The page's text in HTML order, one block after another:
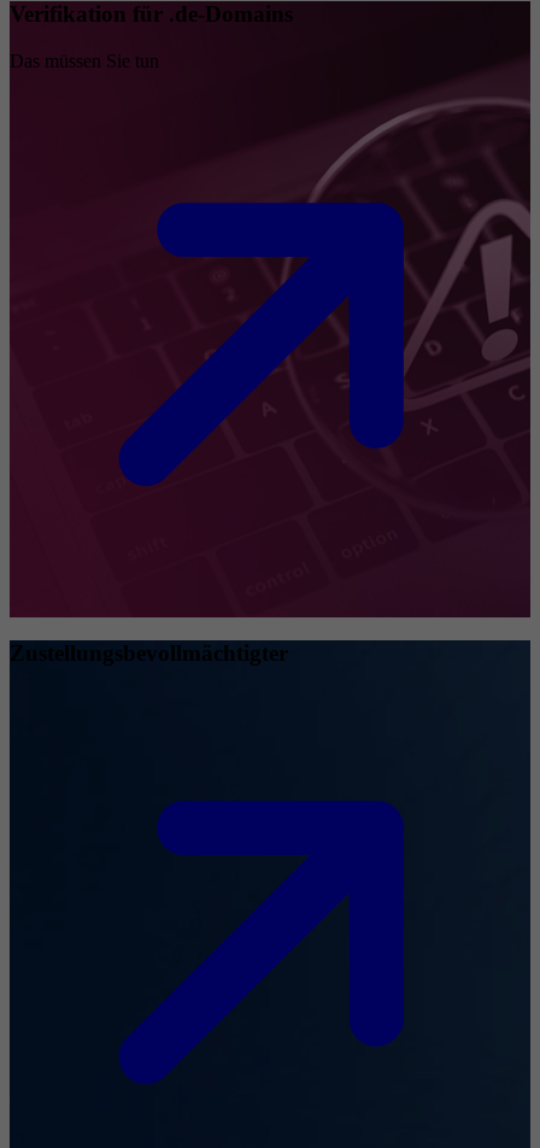
Verifikation für .de-Domains
Das müssen Sie tun
Zustellungsbevollmächtigter